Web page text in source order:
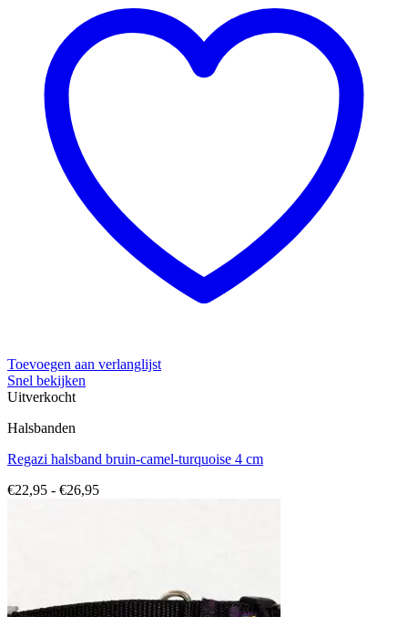
Toevoegen aan verlanglijst
Snel bekijken
Uitverkocht
Halsbanden
Regazi halsband bruin-camel-turquoise 4 cm
€22,95 - €26,95Prijsklasse: